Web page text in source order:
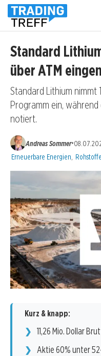
Standard
über ATM
Standard Lithium nimmt
Programm ein,
notiert.
Andreas Sommer•
Kategorien:
Erneuerbare Energien Rohstoffe
Kurz & knapp:
11,26 Mio. Dollar
Aktie 60% unter